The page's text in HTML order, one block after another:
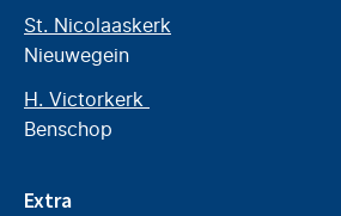
St. Nicolaaskerk
Nieuwegein
H. Victorkerk
Benschop
Extra